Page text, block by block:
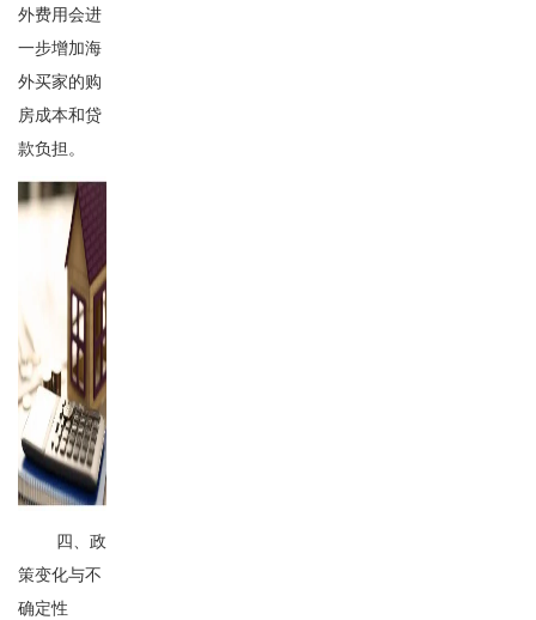
外费用会进
一步增加海
外买家的购
房成本和贷
款负担。
四、政
策变化与不
确定性